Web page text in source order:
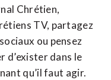
Chrétien,
TV, partagez
ou pensez
d’exister dans le
qu’il faut agir.